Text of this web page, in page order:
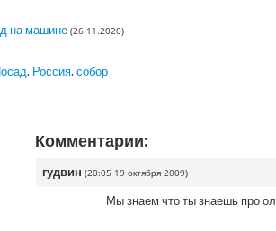
на машине (26.11.2020)
, Россия,собор
Комментарии:
гудвин (20:05 19 октября 2009)
Мы знаем что ты знаешь про